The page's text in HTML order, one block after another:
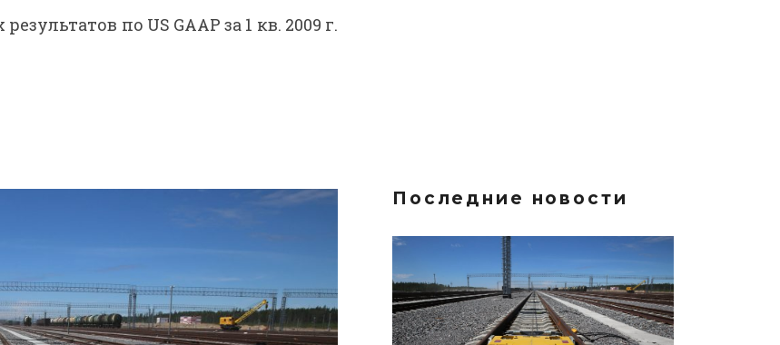
по US GAAP за 1 кв. 2009 г.
Последние новости